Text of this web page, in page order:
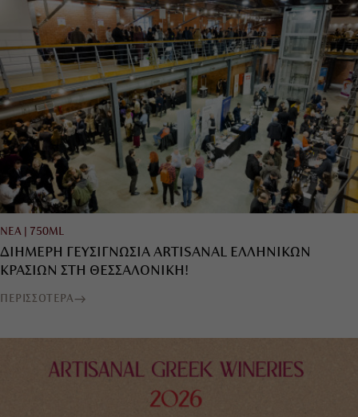
ΝΕΑ 750ML
ΔΙΗΜΕΡΗ ΓΕΥΣΙΓΝΩΣΙΑ ARTISANAL ΕΛΛΗΝΙΚΩΝ
ΚΡΑΣΙΩΝ ΣΤΗ ΘΕΣΣΑΛΟΝΙΚΗ!
ΠΕΡΙΣΣΟΤΕΡΑ